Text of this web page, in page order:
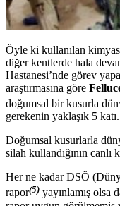
Öyle ki kullanılan
diğer kentlerde hala
Hastanesi’nde görev
araştırmasına göre
doğumsal bir kusurla
gerekenin yaklaşık 5 katı.
Doğumsal kusurlarla
silah kullandığının canlı
Her ne kadar DSÖ
rapor(5) yayınlamış olsa